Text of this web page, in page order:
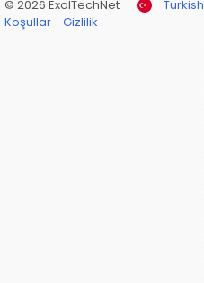
© 2026 ExolTechNet
Turkish
Koşullar
Gizlilik